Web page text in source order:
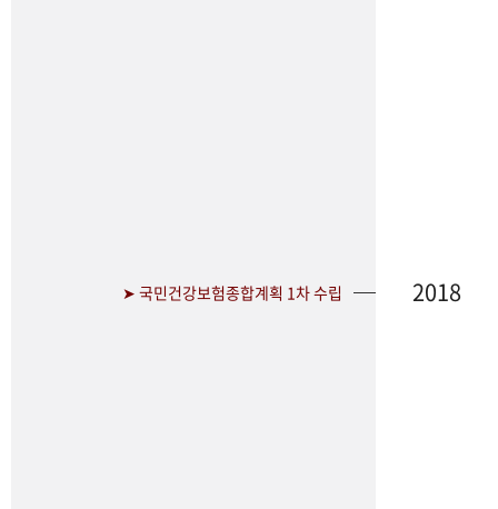
➤ 국민건강보험종합계획 1차 수립 2018